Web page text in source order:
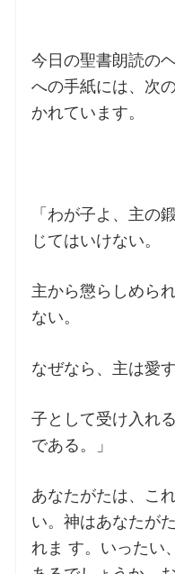
森田神父の講座
三田助祭の講座
オルガンメディテーション
ご利用にあたって
交通・アクセス
今日の聖書朗読の
への手紙には、次
かれています。
「わが子よ、主の
じてはいけない。
主から懲らしめら
ない。
なぜなら、主は愛
子として受け入れ
である。」
あなたがたは、こ
い。神はあなたが
れま す。いったい